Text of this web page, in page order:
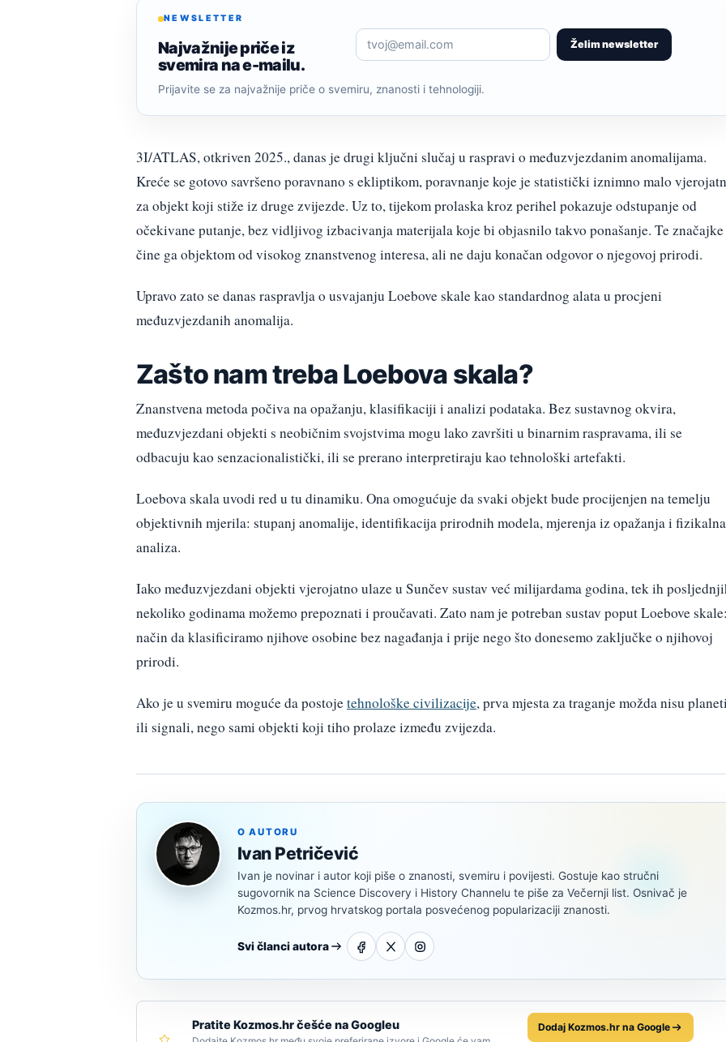
NEWSLETTER
Najvažnije priče iz
svemira na e-mailu.
Želim newsletter
Prijavite se za najvažnije priče o svemiru, znanosti i tehnologiji.
3I/ATLAS, otkriven 2025., danas je drugi ključni slučaj u raspravi o međuzvjezdanim anomalijama.
Kreće se gotovo savršeno poravnano s ekliptikom, poravnanje koje je statistički iznimno malo
za objekt koji stiže iz druge zvijezde. Uz to, tijekom prolaska kroz perihel pokazuje odstupanje od
očekivane putanje, bez vidljivog izbacivanja materijala koje bi objasnilo takvo ponašanje. Te značajke
čine ga objektom od visokog znanstvenog interesa, ali ne daju konačan odgovor o njegovoj prirodi.
Upravo zato se danas raspravlja o usvajanju Loebove skale kao standardnog alata u procjeni
međuzvjezdanih anomalija.
Zašto nam treba Loebova skala?
Znanstvena metoda počiva na opažanju, klasifikaciji i analizi podataka. Bez sustavnog okvira,
međuzvjezdani objekti s neobičnim svojstvima mogu lako završiti u binarnim raspravama, ili se
odbacuju kao senzacionalistički, ili se prerano interpretiraju kao tehnološki artefakti.
Loebova skala uvodi red u tu dinamiku. Ona omogućuje da svaki objekt bude procijenjen na temelju
objektivnih mjerila: stupanj anomalije, identifikacija prirodnih modela, mjerenja iz opažanja i fizikalna
analiza.
Iako međuzvjezdani objekti vjerojatno ulaze u Sunčev sustav već milijardama godina, tek ih
nekoliko godinama možemo prepoznati i proučavati. Zato nam je potreban sustav poput Loebove
način da klasificiramo njihove osobine bez nagađanja i prije nego što donesemo zaključke o njihovoj
prirodi.
Ako je u svemiru moguće da postojetehnološke civilizacije, prva mjesta za traganje možda nisu
ili signali, nego sami objekti koji tiho prolaze između zvijezda.
O AUTORU
Ivan Petričević
Ivan je novinar i autor koji piše o znanosti, svemiru i povijesti. Gostuje kao stručni
sugovornik na Science Discovery i History Channelu te piše za Večernji list. Osnivač je
Kozmos.hr, prvog hrvatskog portala posvećenog popularizaciji znanosti.
Svi članci autora
Pratite Kozmos.hr češće na Googleu Dodaj Kozmos.hr na Google